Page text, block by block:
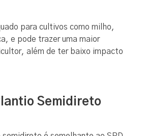
para cultivos como milho,
e pode trazer uma maior
além de ter baixo impacto
Semidireto